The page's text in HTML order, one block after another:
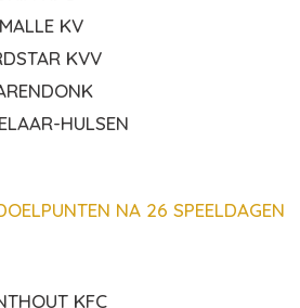
KV
KVV
HULSEN
NA 26 SPEELDAGEN
KFC